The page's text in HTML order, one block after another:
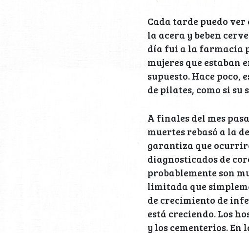
Cada tarde puedo
la acera y beben
día fui a la farmacia
mujeres que estaban
supuesto. Hace poco,
de pilates, como si
A finales del mes
muertes rebasó a la
garantiza que
diagnosticados de
probablemente son
limitada que
de crecimiento de
está creciendo. Los
y los cementerios. En